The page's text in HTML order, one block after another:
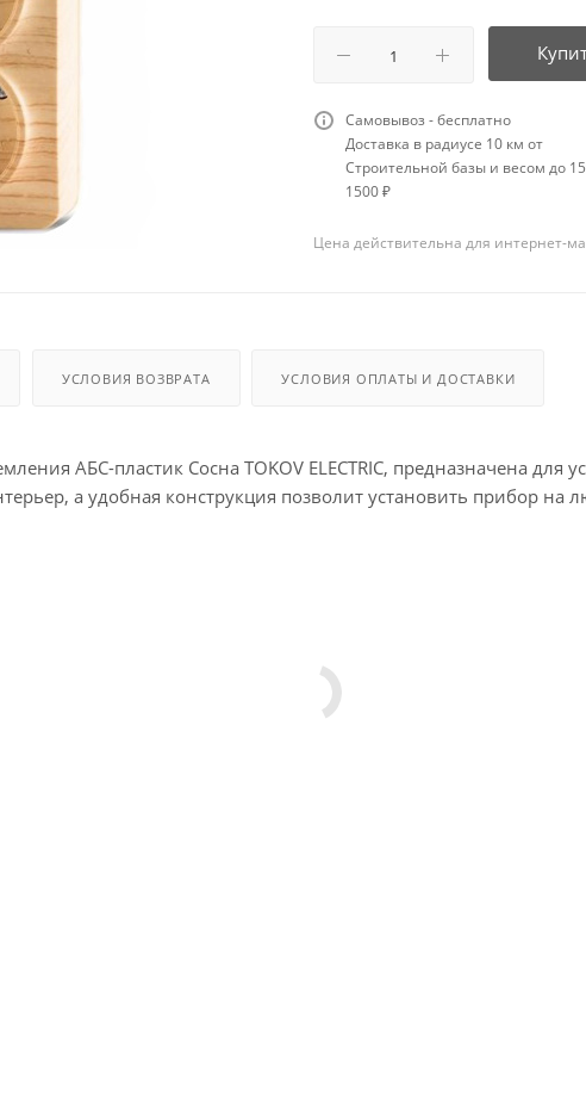
Самовывоз - бесплатно
Доставка в радиусе 10 км от
Строительной базы и весом до
1500 ₽
Цена действительна для интернет-
УСЛОВИЯ ВОЗВРАТА УСЛОВИЯ ОПЛАТЫ И ДОСТАВКИ
АБС-пластик Сосна TOKOV ELECTRIC, предназначена
а удобная конструкция позволит установить прибор на